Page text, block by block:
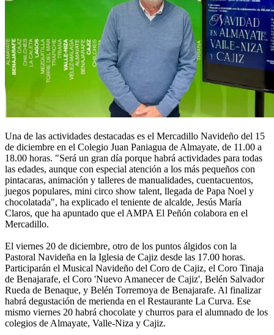
Una de las actividades destacadas es el Mercadillo Navideño del 15
de diciembre en el Colegio Juan Paniagua de Almayate, de 11.00 a
18.00 horas. "Será un gran día porque habrá actividades para todas
las edades, aunque con especial atención a los más pequeños con
pintacaras, animación y talleres de manualidades, cuentacuentos,
juegos populares, mini circo show talent, llegada de Papa Noel y
chocolatada", ha explicado el teniente de alcalde, Jesús María
Claros, que ha apuntado que el AMPA El Peñón colabora en el
Mercadillo.
El viernes 20 de diciembre, otro de los puntos álgidos con la
Pastoral Navideña en la Iglesia de Cajiz desde las 17.00 horas.
Participarán el Musical Navideño del Coro de Cajiz, el Coro Tinaja
de Benajarafe, el Coro 'Nuevo Amanecer de Cajiz', Belén Salvador
Rueda de Benaque, y Belén Torremoya de Benajarafe. Al finalizar
habrá degustación de merienda en el Restaurante La Curva. Ese
mismo viernes 20 habrá chocolate y churros para el alumnado de los
colegios de Almayate, Valle-Niza y Cajiz.